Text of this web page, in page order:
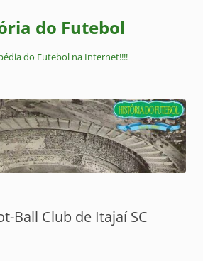
do Futebol
do Futebol na Internet!!!!
Ball Club de Itajaí SC